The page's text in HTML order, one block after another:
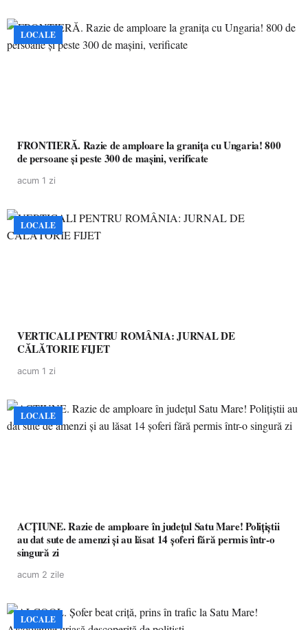
LOCALE
FRONTIERĂ. Razie de amploare la granița cu Ungaria! 800
de persoane și peste 300 de mașini, verificate
acum 1 zi
LOCALE
VERTICALI PENTRU ROMÂNIA: JURNAL DE
CĂLĂTORIE FIJET
acum 1 zi
LOCALE
ACȚIUNE. Razie de amploare în județul Satu Mare! Polițiștii
au dat sute de amenzi și au lăsat 14 șoferi fără permis într-o
singură zi
acum 2 zile
LOCALE